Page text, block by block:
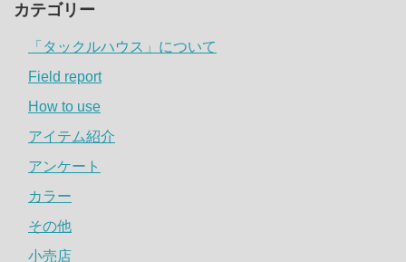
カテゴリー
「タックルハウス」について
Field report
How to use
アイテム紹介
アンケート
カラー
その他
小売店